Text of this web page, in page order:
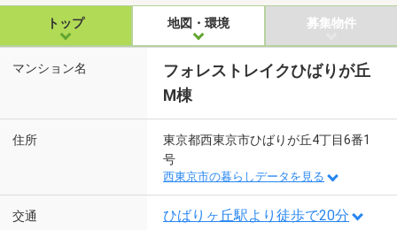
トップ 地図・環境 募集物件
マンション名
フォレストレイクひばりが丘
M棟
住所
東京都西東京市ひばりが丘4丁目6番1
号
西東京市の暮らしデータを見る
交通 ひばりヶ丘駅より徒歩で20分